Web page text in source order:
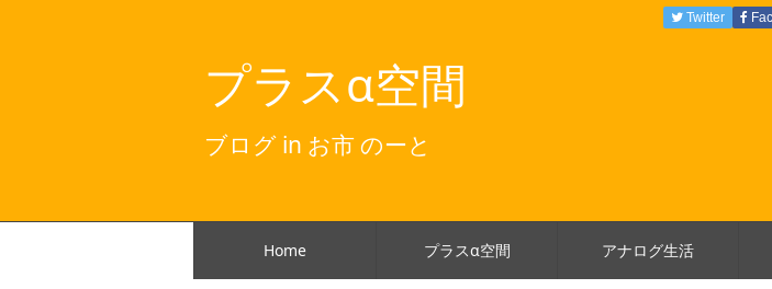
プラスα空間
ブログ in お市 のーと
Home プラスα空間 アナログ生活
Twitter